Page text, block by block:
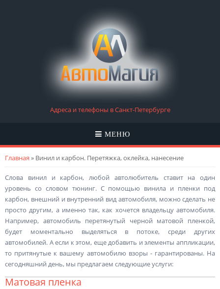
Адреса и телефоны в Санкт-Петербурге
МЕНЮ
Вы здесь
Главная » Винил и карбон. Перетяжка, оклейка, нанесение
Слова винил и карбон, любой автолюбитель ставит на один
уровень со словом тюнинг. С помощью винила и пленки под
карбон, внешний и внутренний вид автомобиля, можно сделать не
просто другим, а именно так, как хочется владельцу автомобиля.
Например, автомобиль перетянутый черной матовой пленкой,
будет моментально выделяться в потоке, среди других
автомобилей. А если к этом, еще добавить и элементы аппликации,
то притянутые к вашему автомобилю взоры - гарантированы. На
сегодняшний день, мы предлагаем следующие услуги:
Матовая пленка